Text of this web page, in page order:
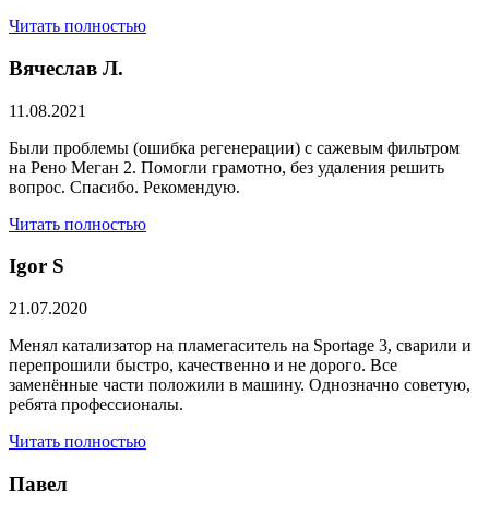
Читать полностью
Вячеслав Л.
11.08.2021
Были проблемы (ошибка регенерации) с сажевым фильтром
на Рено Меган 2. Помогли грамотно, без удаления решить
вопрос. Спасибо. Рекомендую.
Читать полностью
​Igor S
21.07.2020
Менял катализатор на пламегаситель на Sportage 3, сварили и
перепрошили быстро, качественно и не дорого. Все
заменённые части положили в машину. Однозначно советую,
ребята профессионалы.
Читать полностью
Павел